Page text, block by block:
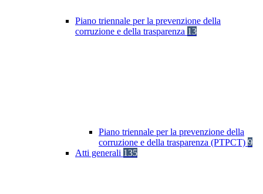
Piano triennale per la prevenzione della
corruzione e della trasparenza 13
Piano triennale per la prevenzione della
corruzione e della trasparenza (PTPCT) 9
Atti generali 135